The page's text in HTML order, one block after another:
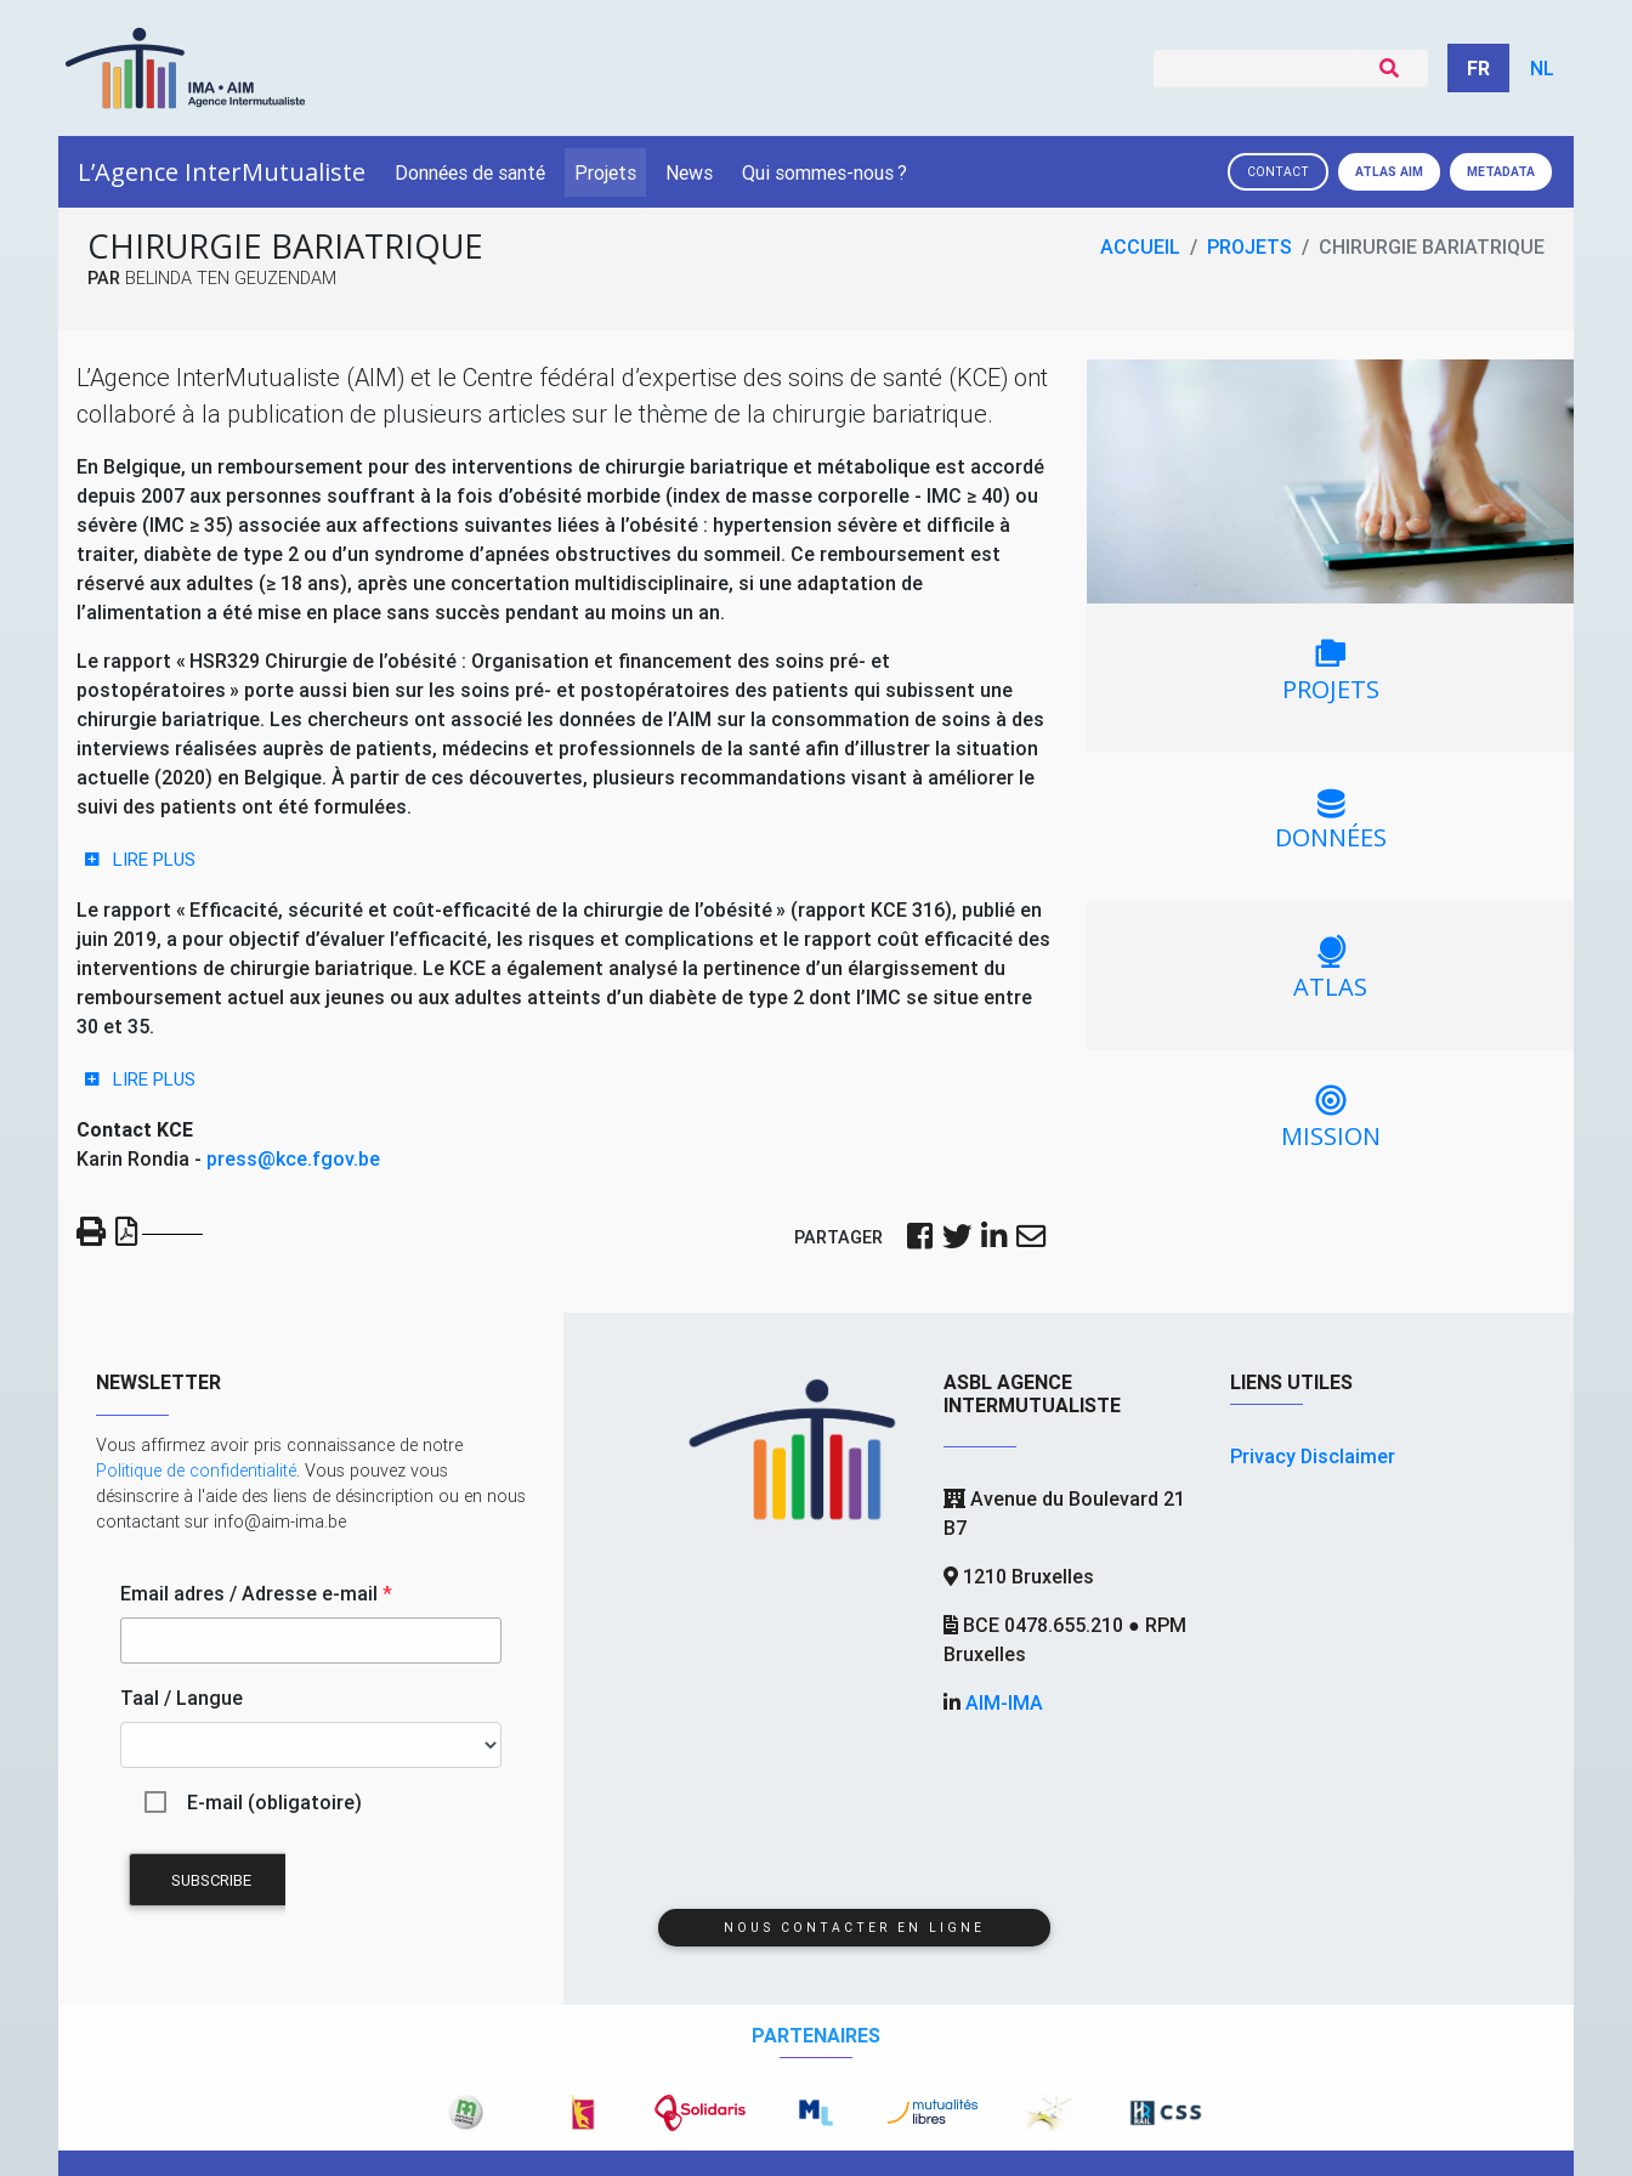
FR NL
L’Agence InterMutualiste Données de santé Projets News Qui sommes-nous? CONTACT ATLAS AIM METADATA
CHIRURGIE BARIATRIQUE ACCUEIL PROJETS CHIRURGIE BARIATRIQUE
PAR BELINDA TEN GEUZENDAM
L’Agence InterMutualiste (AIM) et le Centre fédéral d’expertise des soins de santé (KCE) ont
collaboré à la publication de plusieurs articles sur le thème de la chirurgie bariatrique.
En Belgique, un remboursement pour des interventions de chirurgie bariatrique et métabolique est accordé
depuis 2007 aux personnes souffrant à la fois d’obésité morbide (index de masse corporelle - IMC ≥ 40) ou
sévère (IMC ≥ 35) associée aux affections suivantes liées à l’obésité : hypertension sévère et difficile à
traiter, diabète de type 2 ou d’un syndrome d’apnées obstructives du sommeil. Ce remboursement est
réservé aux adultes (≥ 18 ans), après une concertation multidisciplinaire, si une adaptation de
l’alimentation a été mise en place sans succès pendant au moins un an.
Le rapport « HSR329 Chirurgie de l’obésité : Organisation et financement des soins pré- et
postopératoires » porte aussi bien sur les soins pré- et postopératoires des patients qui subissent une
chirurgie bariatrique. Les chercheurs ont associé les données de l’AIM sur la consommation de soins à des
interviews réalisées auprès de patients, médecins et professionnels de la santé afin d’illustrer la situation
actuelle (2020) en Belgique. À partir de ces découvertes, plusieurs recommandations visant à améliorer le
suivi des patients ont été formulées.
LIRE PLUS
Le rapport « Efficacité, sécurité et coût-efficacité de la chirurgie de l’obésité » (rapport KCE 316), publié en
juin 2019, a pour objectif d’évaluer l’efficacité, les risques et complications et le rapport coût efficacité des
interventions de chirurgie bariatrique. Le KCE a également analysé la pertinence d’un élargissement du
remboursement actuel aux jeunes ou aux adultes atteints d’un diabète de type 2 dont l’IMC se situe entre
30 et 35.
LIRE PLUS
Contact KCE
Karin Rondia - press@kce.fgov.be
PARTAGER
PROJETS
DONNÉES
ATLAS
MISSION
NEWSLETTER
Vous affirmez avoir pris connaissance de notre
Politique de confidentialité. Vous pouvez vous
désinscrire à l'aide des liens de désincription ou en nous
contactant sur info@aim-ima.be
Email adres / Adresse e-mail *
Taal / Langue
E-mail (obligatoire)
ASBL AGENCE
INTERMUTUALISTE
Avenue du Boulevard 21
B7
1210 Bruxelles
BCE 0478.655.210 ● RPM
Bruxelles
AIM-IMA
LIENS UTILES
Privacy Disclaimer
NOUS CONTACTER EN LIGNE
PARTENAIRES